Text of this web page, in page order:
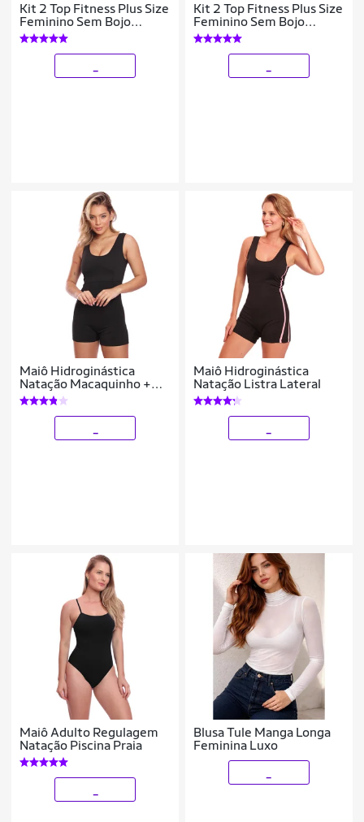
Kit 2 Top Fitness Plus Size
Feminino Sem Bojo
Academia Decote
Kit 2 Top Fitness Plus Size
Feminino Sem Bojo
Academia Decote
Maiô Hidroginástica
Natação Macaquinho +
Touca
Maiô Hidroginástica
Natação Listra Lateral
Maiô Adulto Regulagem
Natação Piscina Praia
Blusa Tule Manga Longa
Feminina Luxo